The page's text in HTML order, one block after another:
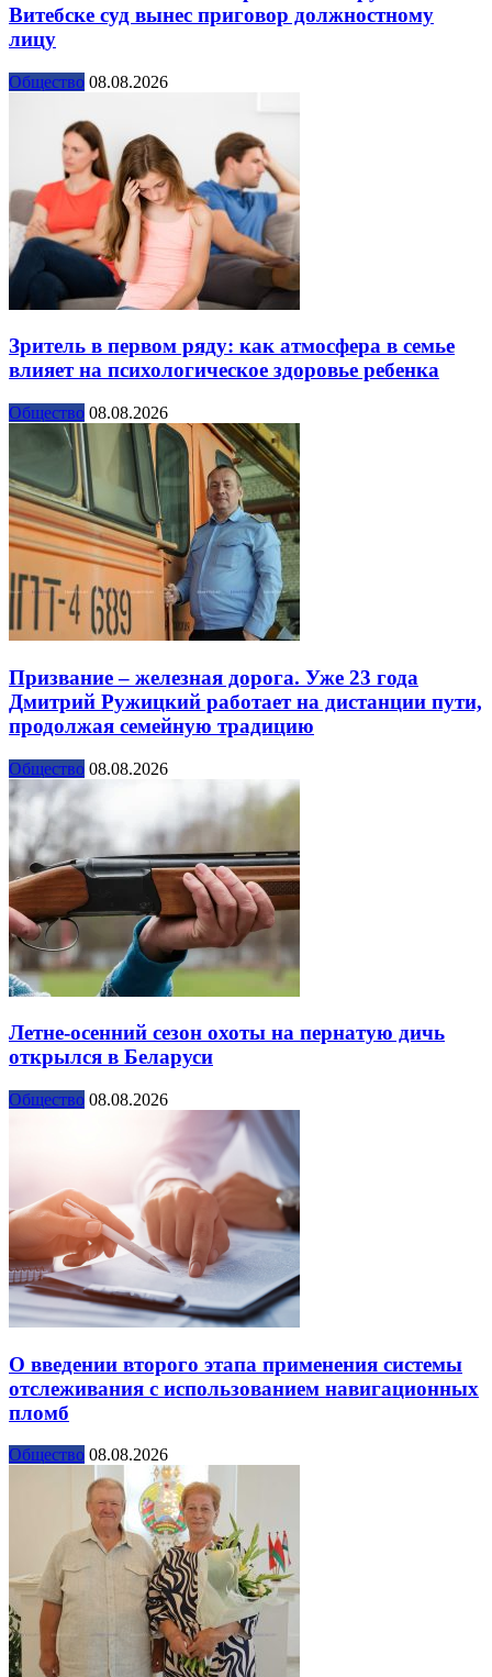
Витебске суд вынес приговор должностному
лицу
Общество 08.08.2026
Зритель в первом ряду: как атмосфера в семье
влияет на психологическое здоровье ребенка
Общество 08.08.2026
Призвание – железная дорога. Уже 23 года
Дмитрий Ружицкий работает на дистанции пути,
продолжая семейную традицию
Общество 08.08.2026
Летне-осенний сезон охоты на пернатую дичь
открылся в Беларуси
Общество 08.08.2026
О введении второго этапа применения системы
отслеживания с использованием навигационных
пломб
Общество 08.08.2026